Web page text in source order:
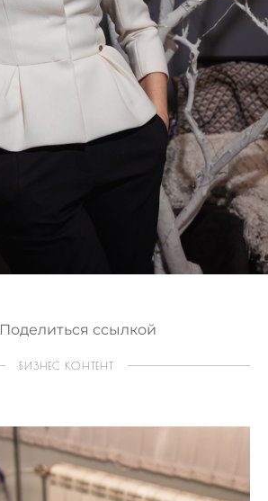
Поделиться ссылкой
БИЗНЕС КОНТЕНТ